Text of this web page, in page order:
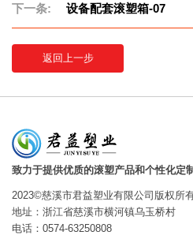
下一条:
设备配套滚塑箱-07
返回上一步
致力于提供优质的滚塑产品和个性化定
2023©慈溪市君益塑业有限公司版权所有
地址：浙江省慈溪市横河镇乌玉桥村
电话：0574-63250808